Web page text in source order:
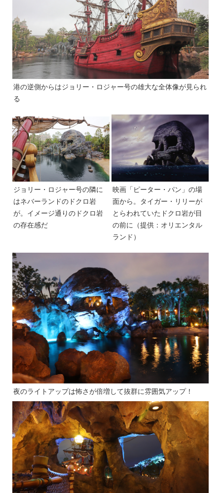
港の逆側からはジョリー・ロジャー号の雄大な全体像が見られ
る
ジョリー・ロジャー号の隣に
はネバーランドのドクロ岩
が。イメージ通りのドクロ岩
の存在感だ
映画「ピーター・パン」の場
面から。タイガー・リリーが
とらわれていたドクロ岩が目
の前に（提供：オリエンタル
ランド）
夜のライトアップは怖さが倍増して抜群に雰囲気アップ！